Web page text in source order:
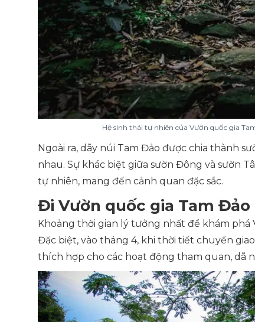
Hệ sinh thái tự nhiên của Vườn quốc gia
Ngoài ra, dãy núi Tam Đảo được chia thành
nhau. Sự khác biệt giữa sườn Đông và sườn
tự nhiên, mang đến cảnh quan đặc sắc.
Đi Vườn quốc gia Tam
Khoảng thời gian lý tưởng nhất để khám phá
Đặc biệt, vào tháng 4, khi thời tiết chuyển
thích hợp cho các hoạt động tham quan, dã